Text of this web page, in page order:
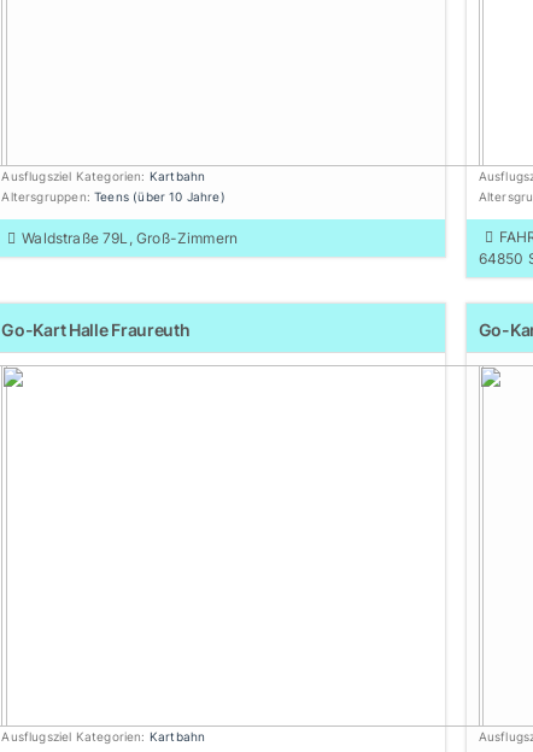
Ausflugsziel Kategorien: Kartbahn
Altersgruppen:Teens (über 10 Jahre)
Waldstraße 79L, Groß-Zimmern
64850
Go-Kart Halle Fraureuth
Ausflugsziel Kategorien: Kartbahn
Go-